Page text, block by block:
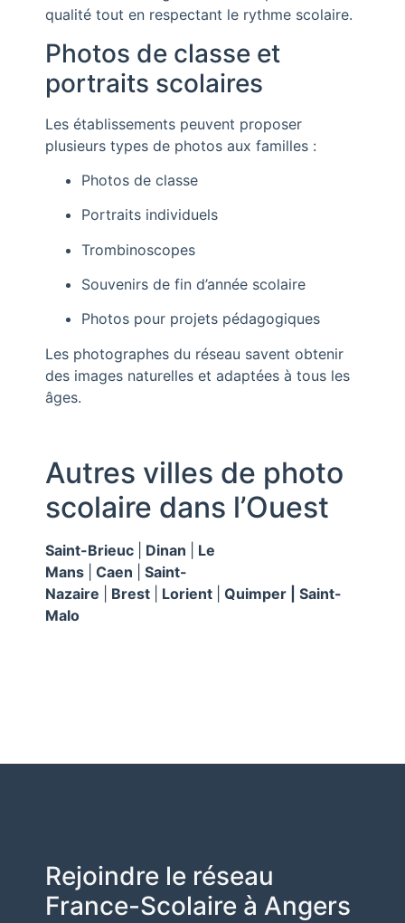
qualité tout en respectant le rythme scolaire.
Photos de classe et
portraits scolaires
Les établissements peuvent proposer
plusieurs types de photos aux familles :
Photos de classe
Portraits individuels
Trombinoscopes
Souvenirs de fin d’année scolaire
Photos pour projets pédagogiques
Les photographes du réseau savent obtenir
des images naturelles et adaptées à tous les
âges.
Autres villes de photo
scolaire dans l’Ouest
Saint-Brieuc Dinan
Le
Mans
Caen
Saint-
Nazaire
Brest Lorient
Quimper | Saint-
Malo
Rejoindre le réseau
France-Scolaire à Angers